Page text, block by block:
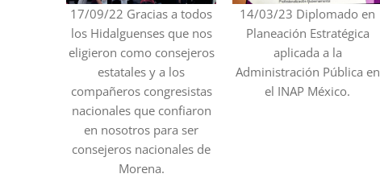
17/09/22 Gracias a todos
los Hidalguenses que nos
eligieron como consejeros
estatales y a los
compañeros congresistas
nacionales que confiaron
en nosotros para ser
consejeros nacionales de
Morena.
14/03/23 Diplomado en
Planeación Estratégica
aplicada a la
Administración Pública en
el INAP México.